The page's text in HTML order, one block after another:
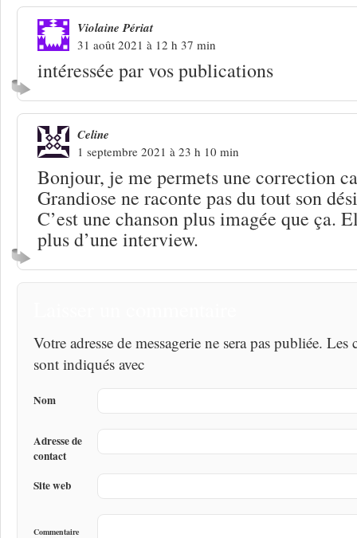
Violaine Périat
31 août 2021 à 12 h 37 min
intéressée par vos publications
Celine
1 septembre 2021 à 23 h 10 min
Bonjour, je me permets une correction
Grandiose ne raconte pas du tout son
C’est une chanson plus imagée que ça.
plus d’une interview.
Votre adresse de messagerie ne sera pas publiée.
sont indiqués avec
Nom
Adresse de
contact
Site web
Commentaire